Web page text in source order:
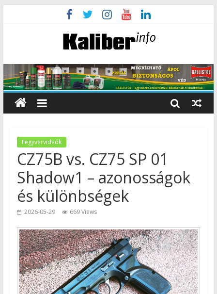
Fegyvervideók
CZ75B vs. CZ75 SP 01
Shadow1 – azonosságok
és különbségek
2026-05-29 669 Views